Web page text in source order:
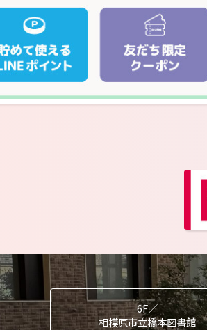
6F／
相模原市立橋本図書館